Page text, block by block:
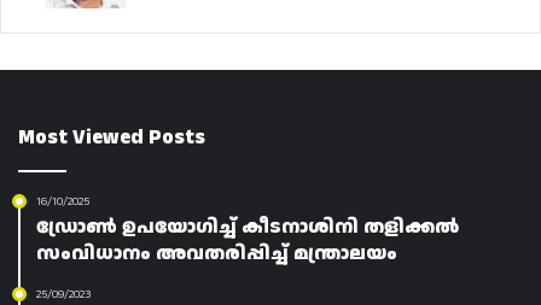
Most Viewed Posts
16/10/2025
ഡ്രോൺ ഉപയോഗിച്ച് കീടനാശിനി തളിക്കൽ
സംവിധാനം അവതരിപ്പിച്ച് മന്ത്രാലയം
25/09/2023